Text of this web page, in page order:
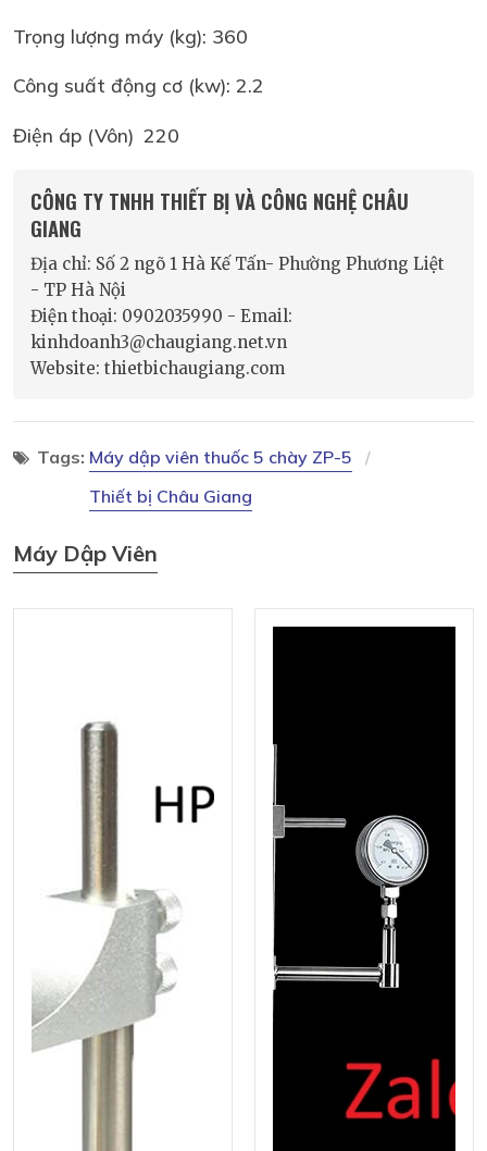
Trọng lượng máy (kg): 360
Công suất động cơ (kw): 2.2
Điện áp (Vôn) 220
CÔNG TY TNHH THIẾT BỊ VÀ CÔNG NGHỆ CHÂU
GIANG
Địa chỉ: Số 2 ngõ 1 Hà Kế Tấn- Phường Phương Liệt
- TP Hà Nội
Điện thoại: 0902035990 - Email:
kinhdoanh3@chaugiang.net.vn
Website: thietbichaugiang.com
Tags: Máy dập viên thuốc 5 chày ZP-5
Thiết bị Châu Giang
Máy Dập Viên